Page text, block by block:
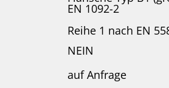
EN 1092-2
Reihe 1 nach EN
NEIN
auf Anfrage